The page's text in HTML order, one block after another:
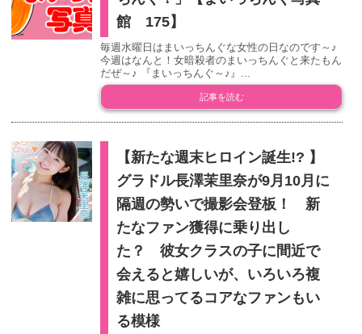
館 175】
毎週水曜日はまいっちんぐな女性の日なのです～♪
今週はなんと！女暗殺者のまいっちんぐと来たもん
だぜ～♪ 『まいっちんぐ～♪』...
記事を読む
【新たな週末ヒロイン誕生!? 】
グラドル長澤茉里奈が9月10月に
隔週の勢いで撮影会登板！ 新
たなファン獲得に乗り出し
た？ 彼女クラスの子に間近で
会えると嬉しいが、いろいろ複
雑に思ってるコアなファンもい
る模様